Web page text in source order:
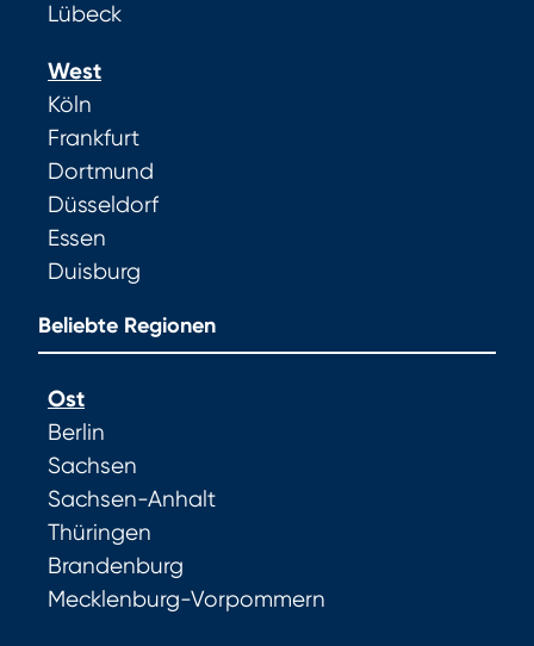
Lübeck
West
Köln
Frankfurt
Dortmund
Düsseldorf
Essen
Duisburg
Beliebte Regionen
Ost
Berlin
Sachsen
Sachsen-Anhalt
Thüringen
Brandenburg
Mecklenburg-Vorpommern